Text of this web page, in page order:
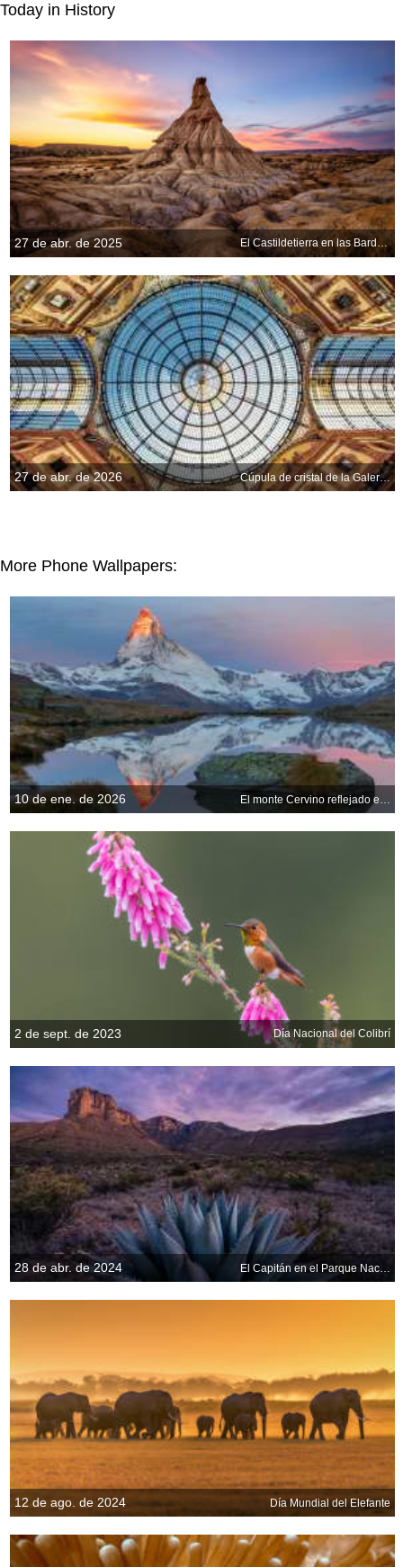
Today in History
27 de abr. de 2025 El Castildetierra en las Bardenas Reales de Navarra, España
27 de abr. de 2026 Cúpula de cristal de la Galería Víctor Manuel II, Milán, Italia
More Phone Wallpapers:
10 de ene. de 2026
2 de sept. de 2023 Día Nacional del Colibrí
28 de abr. de 2024 El Capitán en el Parque Nacional de las Montañas Guadalupe, Texas, EE.UU.
12 de ago. de 2024 Día Mundial del Elefante